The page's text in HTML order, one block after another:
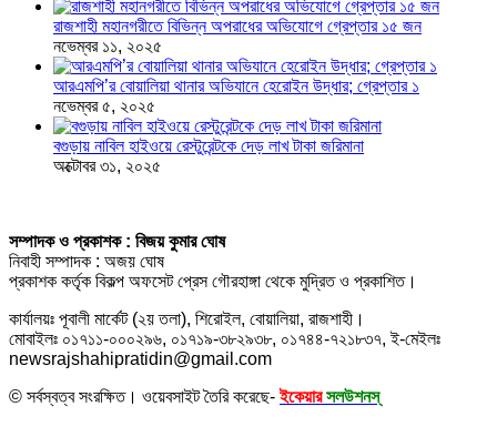
রাজশাহী মহানগরীতে বিভিন্ন অপরাধের অভিযোগে গ্রেপ্তার ১৫ জন
নভেম্বর ১১, ২০২৫
আরএমপি’র বোয়ালিয়া থানার অভিযানে হেরোইন উদ্ধার; গ্রেপ্তার ১
নভেম্বর ৫, ২০২৫
বগুড়ায় নাবিল হাইওয়ে রেস্টুরেন্টকে দেড় লাখ টাকা জরিমানা
অক্টোবর ৩১, ২০২৫
সম্পাদক ও প্রকাশক : বিজয় কুমার ঘোষ
নিবাহী সম্পাদক : অজয় ঘোষ
প্রকাশক কর্তৃক বিকল্প অফসেট প্রেস গৌরহাঙ্গা থেকে মুদ্রিত ও প্রকাশিত।
কার্যালয়ঃ পূবালী মার্কেট (২য় তলা), শিরোইল, বোয়ালিয়া, রাজশাহী।
মোবাইলঃ ০১৭১১-০০০২৯৬, ০১৭১৯-৩৮২৯৩৮, ০১৭৪৪-৭২১৮৩৭, ই-মেইলঃ
newsrajshahipratidin@gmail.com
© সর্বস্বত্ব সংরক্ষিত। ওয়েবসাইট তৈরি করেছে-ইকেয়ার সলউশনস্